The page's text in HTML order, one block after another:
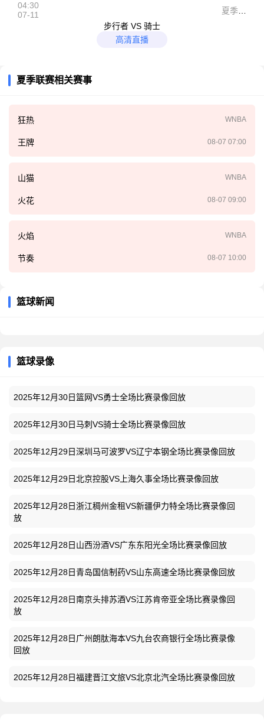
04:30
07-11
夏季联
步行者 VS 骑士
高清直播
夏季联赛相关赛事
狂热 WNBA
王牌 08-07 07:00
山猫 WNBA
火花 08-07 09:00
火焰 WNBA
节奏 08-07 10:00
篮球新闻
篮球录像
2025年12月30日篮网VS勇士全场比赛录像回放
2025年12月30日马刺VS骑士全场比赛录像回放
2025年12月29日深圳马可波罗VS辽宁本钢全场比赛录像回放
2025年12月29日北京控股VS上海久事全场比赛录像回放
2025年12月28日浙江稠州金租VS新疆伊力特全场比赛录像回
放
2025年12月28日山西汾酒VS广东东阳光全场比赛录像回放
2025年12月28日青岛国信制药VS山东高速全场比赛录像回放
2025年12月28日南京头排苏酒VS江苏肯帝亚全场比赛录像回
放
2025年12月28日广州朗肽海本VS九台农商银行全场比赛录像
回放
2025年12月28日福建晋江文旅VS北京北汽全场比赛录像回放